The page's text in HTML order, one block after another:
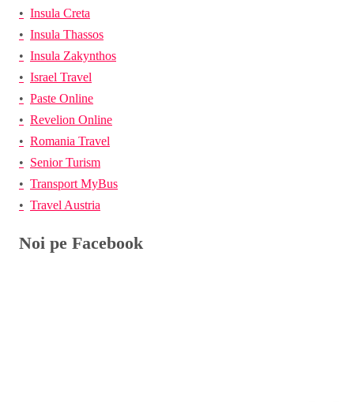
Insula Creta
Insula Thassos
Insula Zakynthos
Israel Travel
Paste Online
Revelion Online
Romania Travel
Senior Turism
Transport MyBus
Travel Austria
Noi pe Facebook